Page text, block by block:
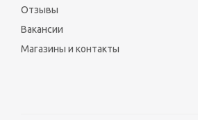
Отзывы
Вакансии
Магазины и контакты